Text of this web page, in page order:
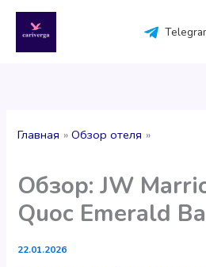
содержимому
Главная Обзор отеля
Обзор: JW
Quoc Emerald
22.01.2026